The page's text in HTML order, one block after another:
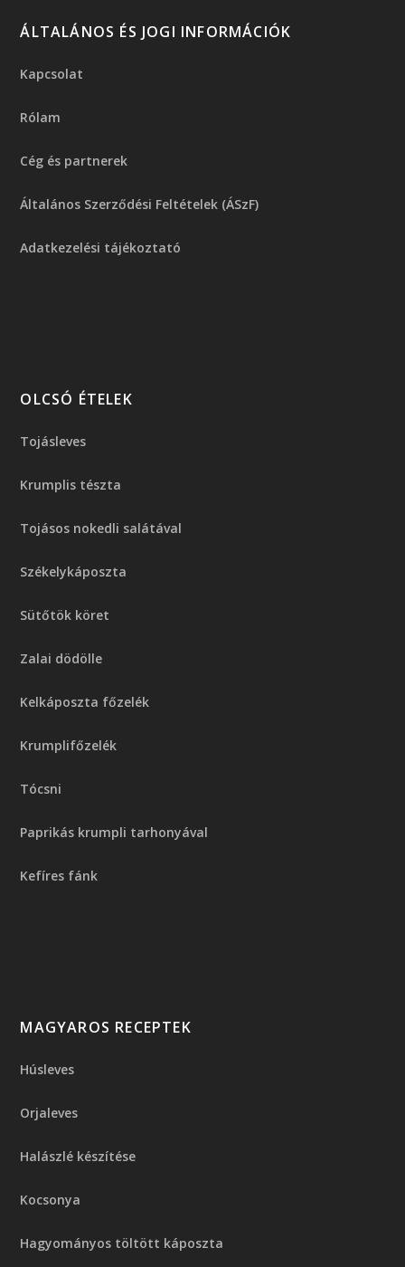
ÁLTALÁNOS ÉS JOGI INFORMÁCIÓK
Kapcsolat
Rólam
Cég és partnerek
Általános Szerződési Feltételek (ÁSzF)
Adatkezelési tájékoztató
OLCSÓ ÉTELEK
Tojásleves
Krumplis tészta
Tojásos nokedli salátával
Székelykáposzta
Sütőtök köret
Zalai dödölle
Kelkáposzta főzelék
Krumplifőzelék
Tócsni
Paprikás krumpli tarhonyával
Kefíres fánk
MAGYAROS RECEPTEK
Húsleves
Orjaleves
Halászlé készítése
Kocsonya
Hagyományos töltött káposzta